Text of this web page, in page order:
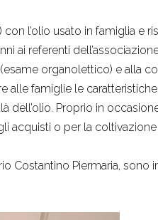
l’olio usato in famiglia e
ai referenti
organolettico) e alla
alle famiglie le
dell’olio. Proprio in
acquisti o per la
Costantino Piermaria, sono